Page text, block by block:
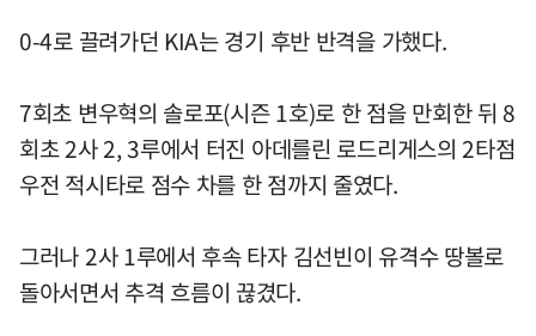
0-4로 끌려가던 KIA는 경기 후반 반격을 가했다.
7회초 변우혁의 솔로포(시즌 1호)로 한 점을 만회한 뒤 8
회초 2사 2, 3루에서 터진 아데를린 로드리게스의 2타점
우전 적시타로 점수 차를 한 점까지 줄였다.
그러나 2사 1루에서 후속 타자 김선빈이 유격수 땅볼로
돌아서면서 추격 흐름이 끊겼다.